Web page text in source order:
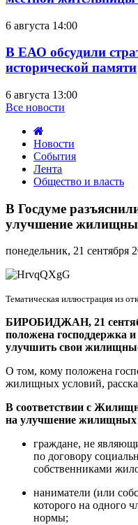
6 августа 14:00
В ЕАО обсудили
исторической памяти
6 августа 13:00
Все новости
Новости
События
Лента
Общество и власть
Госдуме
разъяснили,
кто
право
на
улучшение
В Госдуме
улучшение
понедельник, 21 сентября
Тематическая иллюстрация из
БИРОБИДЖАН, 21
положена господдержка
улучшить свои
О том, кому положена
жилищных условий,
В соответствии с
на улучшение жилищных
граждане, не
по договору
собственниками
наниматели (или
которого на одного
нормы;